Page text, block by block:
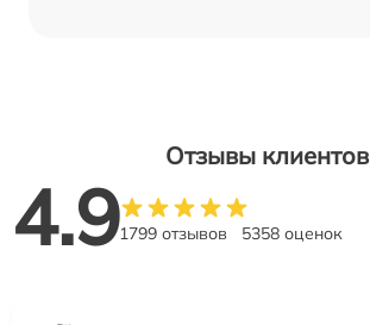
Отзывы клиентов
4.91799 отзывов 5358 оценок